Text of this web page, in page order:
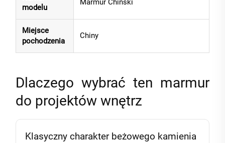
modelu
Marmur Chiński
Miejsce
pochodzenia
Chiny
Dlaczego wybrać ten marmur
do projektów wnętrz
Klasyczny charakter beżowego kamienia